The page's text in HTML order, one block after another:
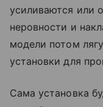
усиливаются или
неровности и
модели потом
установки для
Сама установка